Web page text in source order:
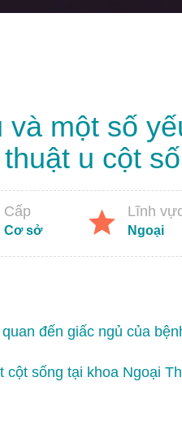
một số
u cột
Cấp
Cơ sở
Lĩnh
Ngoại
đến giấc ngủ của
sống tại khoa Ngoại